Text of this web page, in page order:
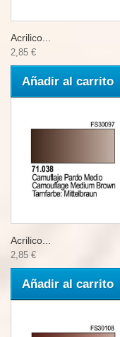
Acrilico...
2,85 €
Añadir al carrito
Acrilico...
2,85 €
Añadir al carrito